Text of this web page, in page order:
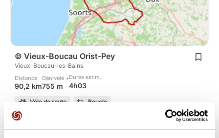
© Vieux-Boucau Orist-Pey
Vieux-Boucau-les-Bains
Distance
90,2 km
Dénivelé +
755 m
Durée estim.
4h03
Vélo de route Boucle
C